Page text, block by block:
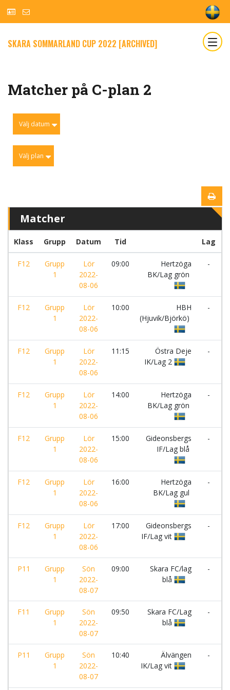
SKARA SOMMARLAND CUP 2022 [ARCHIVED]
Matcher på C-plan 2
Välj datum
Välj plan
Matcher
Klass Grupp Datum Tid Lag
F12
Grupp
1
Lör
2022-
08-06
09:00
Hertzöga
BK/Lag grön
-
F12
Grupp
1
Lör
2022-
08-06
10:00
HBH
(Hjuvik/Björkö)
-
F12
Grupp
1
Lör
2022-
08-06
11:15
Östra Deje
IK/Lag 2
-
F12
Grupp
1
Lör
2022-
08-06
14:00
Hertzöga
BK/Lag grön
-
F12
Grupp
1
Lör
2022-
08-06
15:00
Gideonsbergs
IF/Lag blå
-
F12
Grupp
1
Lör
2022-
08-06
16:00
Hertzöga
BK/Lag gul
-
F12
Grupp
1
Lör
2022-
08-06
17:00
Gideonsbergs
IF/Lag vit
-
P11
Grupp
1
Sön
2022-
08-07
09:00
Skara FC/lag
blå
-
F11
Grupp
1
Sön
2022-
08-07
09:50
Skara FC/Lag
blå
-
P11
Grupp
1
Sön
2022-
08-07
10:40
Älvängen
IK/Lag vit
-